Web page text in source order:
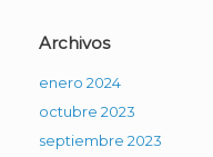
Archivos
enero 2024
octubre 2023
septiembre 2023